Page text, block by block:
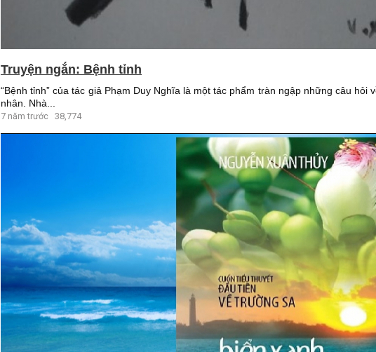
Truyện ngắn: Bệnh tỉnh
“Bệnh tỉnh” của tác giả Phạm Duy Nghĩa là một tác phẩm tràn ngập những câu
nhân. Nhà...
7 năm trước 38,774